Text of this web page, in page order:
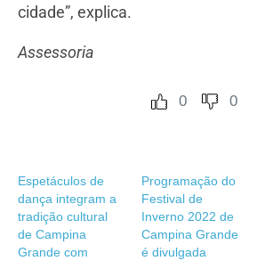
cidade”, explica.
Assessoria
0 0
Espetáculos de
dança integram a
tradição cultural
de Campina
Grande com
Programação do
Festival de
Inverno 2022 de
Campina Grande
é divulgada